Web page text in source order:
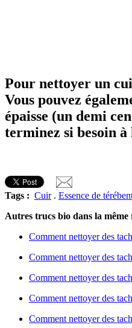
Pour nettoyer un
Vous pouvez
épaisse (un demi
terminez si besoin à
Tags : Cuir. Essence de
Autres trucs bio dans la
Comment nettoyer des
Comment nettoyer des
Comment nettoyer des
Comment nettoyer des
Comment nettoyer des